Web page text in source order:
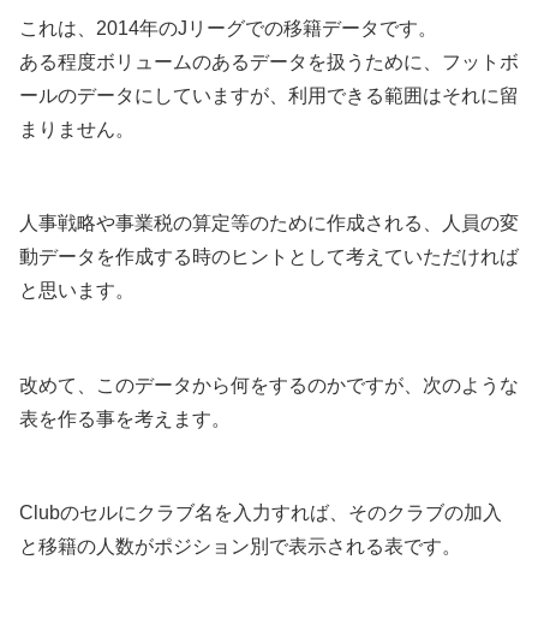
これは、2014年のJリーグでの移籍データです。
ある程度ボリュームのあるデータを扱うために、フットボ
ールのデータにしていますが、利用できる範囲はそれに留
まりません。
人事戦略や事業税の算定等のために作成される、人員の変
動データを作成する時のヒントとして考えていただければ
と思います。
改めて、このデータから何をするのかですが、次のような
表を作る事を考えます。
Clubのセルにクラブ名を入力すれば、そのクラブの加入
と移籍の人数がポジション別で表示される表です。